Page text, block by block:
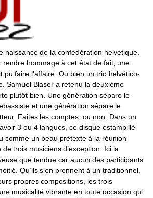
naissance de la confédération helvétique.
rendre hommage à cet état de fait, une
pu faire l’affaire. Ou bien un trio helvético-
Samuel Blaser a retenu la deuxième
plutôt bien. Une génération sépare le
et une génération sépare le
Faites les comptes, ou non. Dans un
3 ou 4 langues, ce disque estampillé
comme un beau prétexte à la réunion
trois musiciens d’exception. Ici la
que tendue car aucun des participants
Qu’ils s’en prennent à un traditionnel,
propres compositions, les trois
musicalité vibrante en toute occasion qui